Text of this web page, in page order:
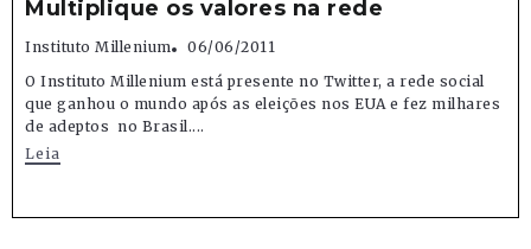
Multiplique os valores na rede
Instituto Millenium
06/06/2011
O Instituto Millenium está presente no Twitter, a rede social
que ganhou o mundo após as eleições nos EUA e fez milhares
de adeptos no Brasil....
Leia